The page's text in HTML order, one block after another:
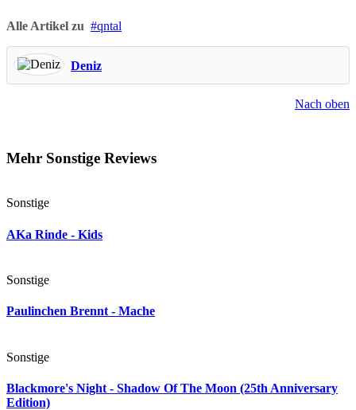
Alle Artikel zu qntal
Deniz
Nach oben
Mehr Sonstige Reviews
Sonstige
AKa Rinde - Kids
Sonstige
Paulinchen Brennt - Mache
Sonstige
Blackmore's Night - Shadow Of The Moon (25th Anniversary
Edition)